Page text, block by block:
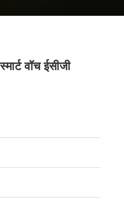
वॉच ईसीजी